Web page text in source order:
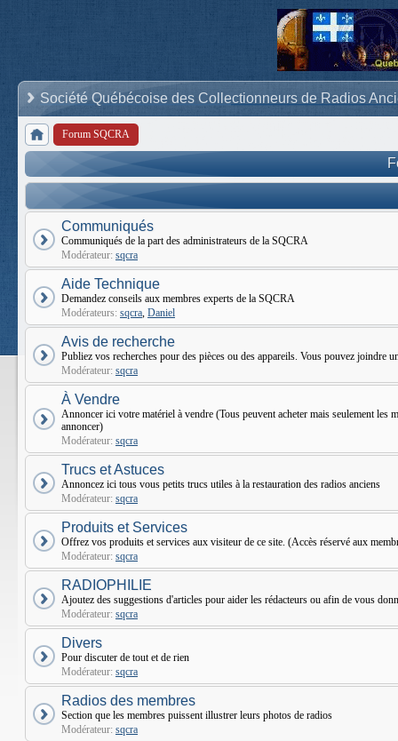
Société Québécoise des Collectionneurs de Radios
Forum SQCRA
Communiqués
Communiqués de la part des administrateurs de la SQCRA
Modérateur: sqcra
Aide Technique
Demandez conseils aux membres experts de la SQCRA
Modérateurs: sqcra, Daniel
Avis de recherche
Publiez vos recherches pour des pièces ou des appareils. Vous pouvez joindre
Modérateur: sqcra
À Vendre
Annoncer ici votre matériel à vendre (Tous peuvent acheter mais seulement les
annoncer)
Modérateur: sqcra
Trucs et Astuces
Annoncez ici tous vous petits trucs utiles à la restauration des radios anciens
Modérateur: sqcra
Produits et Services
Offrez vos produits et services aux visiteur de ce site. (Accès réservé aux
Modérateur: sqcra
RADIOPHILIE
Ajoutez des suggestions d'articles pour aider les rédacteurs ou afin de vous
Modérateur: sqcra
Divers
Pour discuter de tout et de rien
Modérateur: sqcra
Radios des membres
Section que les membres puissent illustrer leurs photos de radios
Modérateur: sqcra